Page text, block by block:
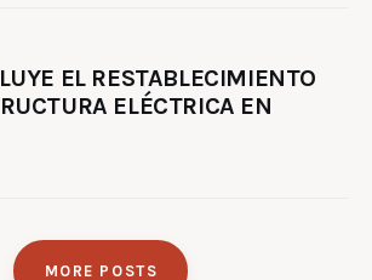
EL RESTABLECIMIENTO
ELÉCTRICA EN
MORE POSTS